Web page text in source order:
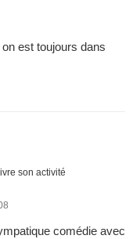
est toujours dans
son activité
comédie avec